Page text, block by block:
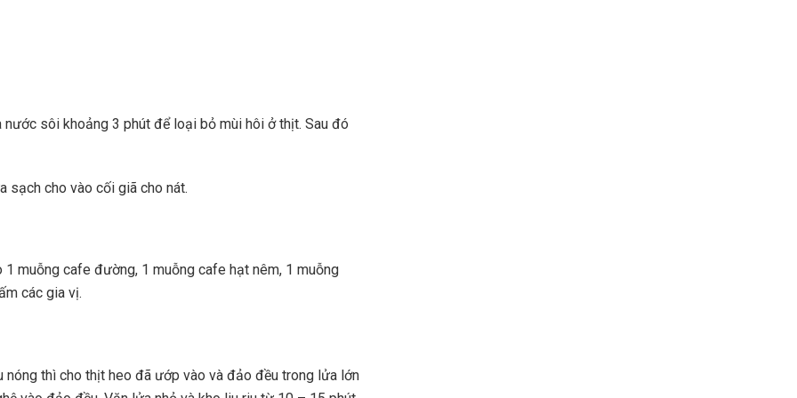
sôi khoảng 3 phút để loại bỏ mùi hôi ở thịt. Sau đó
sạch cho vào cối giã cho nát.
muỗng cafe đường, 1 muỗng cafe hạt nêm, 1 muỗng
các gia vị.
thì cho thịt heo đã ướp vào và đảo đều trong lửa lớn